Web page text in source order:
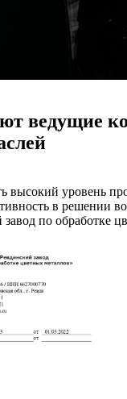
ведущие
высокий уровень
в решении
по обработке